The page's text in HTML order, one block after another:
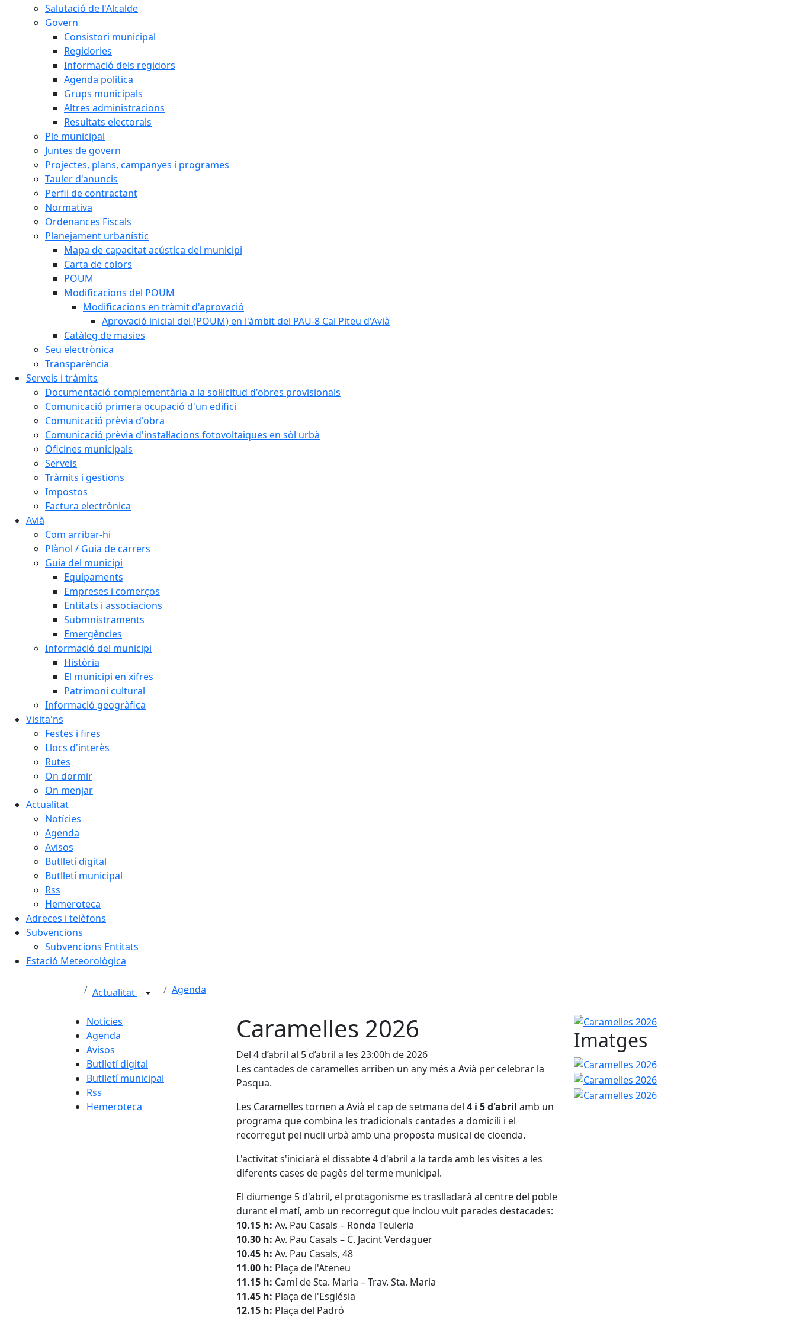
Salutació de l'Alcalde
Govern
Consistori municipal
Regidories
Informació dels regidors
Agenda política
Grups municipals
Altres administracions
Resultats electorals
Ple municipal
Juntes de govern
Projectes, plans, campanyes i programes
Tauler d'anuncis
Perfil de contractant
Normativa
Ordenances Fiscals
Planejament urbanístic
Mapa de capacitat acústica del municipi
Carta de colors
POUM
Modificacions del POUM
Modificacions en tràmit d'aprovació
Aprovació inicial del (POUM) en l'àmbit del PAU-8 Cal Piteu d'Avià
Catàleg de masies
Seu electrònica
Transparència
Serveis i tràmits
Documentació complementària a la sol·licitud d'obres provisionals
Comunicació primera ocupació d'un edifici
Comunicació prèvia d'obra
Comunicació prèvia d'instal·lacions fotovoltaiques en sòl urbà
Oficines municipals
Serveis
Tràmits i gestions
Impostos
Factura electrònica
Avià
Com arribar-hi
Plànol / Guia de carrers
Guia del municipi
Equipaments
Empreses i comerços
Entitats i associacions
Submnistraments
Emergències
Informació del municipi
Història
El municipi en xifres
Patrimoni cultural
Informació geogràfica
Visita'ns
Festes i fires
Llocs d'interès
Rutes
On dormir
On menjar
Actualitat
Notícies
Agenda
Avisos
Butlletí digital
Butlletí municipal
Rss
Hemeroteca
Adreces i telèfons
Subvencions
Subvencions Entitats
Estació Meteorològica
Actualitat Agenda
Notícies
Agenda
Avisos
Butlletí digital
Butlletí municipal
Rss
Hemeroteca
Caramelles 2026
Del 4 d’abril al 5 d’abril a les 23:00h de 2026
Les cantades de caramelles arriben un any més a Avià per celebrar la
Pasqua.
Les Caramelles tornen a Avià el cap de setmana del 4 i 5 d'abril amb un
programa que combina les tradicionals cantades a domicili i el
recorregut pel nucli urbà amb una proposta musical de cloenda.
L'activitat s'iniciarà el dissabte 4 d'abril a la tarda amb les visites a les
diferents cases de pagès del terme municipal.
El diumenge 5 d'abril, el protagonisme es traslladarà al centre del poble
durant el matí, amb un recorregut que inclou vuit parades destacades:
10.15 h: Av. Pau Casals – Ronda Teuleria
10.30 h: Av. Pau Casals – C. Jacint Verdaguer
10.45 h: Av. Pau Casals, 48
11.00 h: Plaça de l'Ateneu
11.15 h: Camí de Sta. Maria – Trav. Sta. Maria
11.45 h: Plaça de l'Església
12.15 h: Plaça del Padró
Caramelles 2026
Imatges
Caramelles 2026
Caramelles 2026
Caramelles 2026